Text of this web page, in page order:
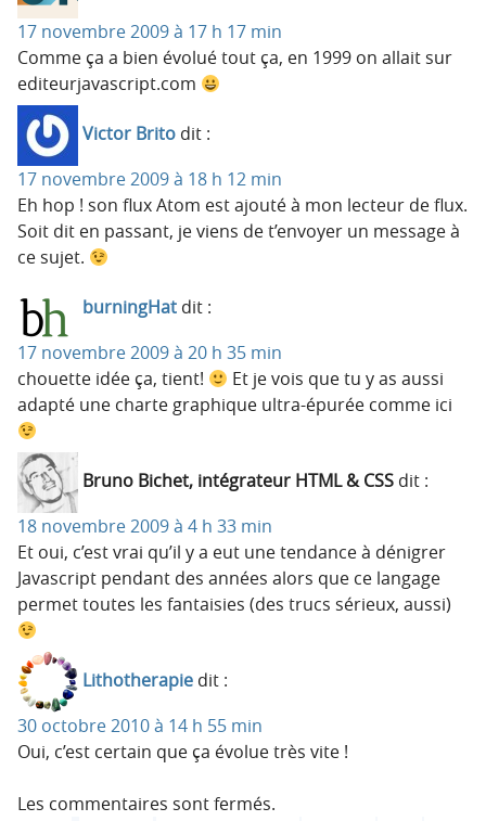
17 novembre 2009 à 17 h 17 min
Comme ça a bien évolué tout ça, en 1999 on allait sur
editeurjavascript.com
Victor Brito dit :
17 novembre 2009 à 18 h 12 min
Eh hop ! son flux Atom est ajouté à mon lecteur de flux.
Soit dit en passant, je viens de t’envoyer un message à
ce sujet.
burningHat dit :
17 novembre 2009 à 20 h 35 min
chouette idée ça, tient!
Et je vois que tu y as aussi
adapté une charte graphique ultra-épurée comme ici
Bruno Bichet, intégrateur HTML & CSS dit :
18 novembre 2009 à 4 h 33 min
Et oui, c’est vrai qu’il y a eut une tendance à dénigrer
Javascript pendant des années alors que ce langage
permet toutes les fantaisies (des trucs sérieux, aussi)
Lithotherapie dit :
30 octobre 2010 à 14 h 55 min
Oui, c’est certain que ça évolue très vite !
Les commentaires sont fermés.